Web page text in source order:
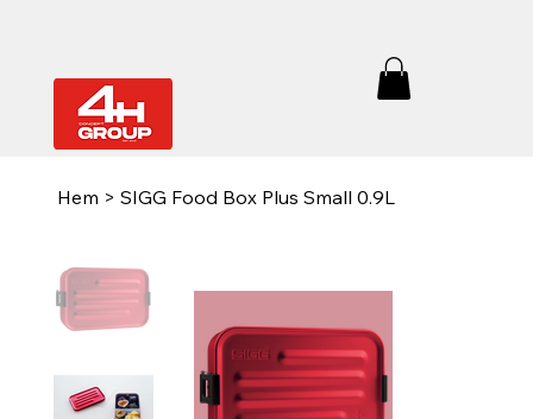
Hem > SIGG Food Box Plus Small 0.9L